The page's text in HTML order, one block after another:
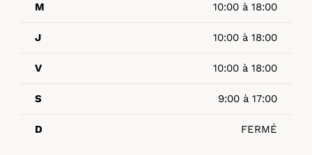
M 10:00 à 18:00
J 10:00 à 18:00
V 10:00 à 18:00
S 9:00 à 17:00
D FERMÉ